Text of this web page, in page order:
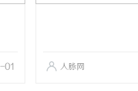
01 人脉网